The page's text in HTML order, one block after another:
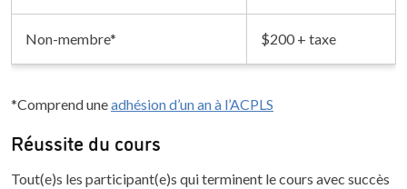
Non-membre* $200 + taxe
*Comprend uneadhésion d’un an à l’ACPLS
Réussite du cours
Tout(e)s les participant(e)s qui terminent le cours avec succès